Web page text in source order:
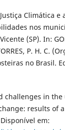
Climática
nos
(SP). In:
P. H. C.
no Brasil.
challenges in
results of
em: